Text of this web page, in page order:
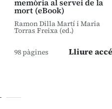
memòria al servei de la
mort (eBook)
Ramon Dilla Martí i Maria
Torras Freixa (ed.)
98 pàgines Lliure